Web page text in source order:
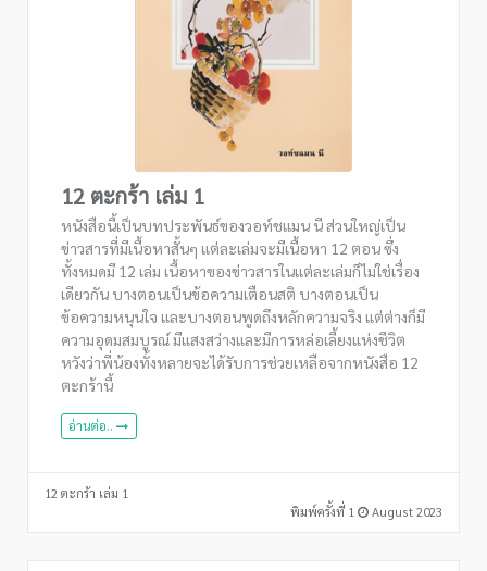
12 ตะกร้า เล่ม 1
หนังสือนี้เป็นบทประพันธ์ของวอท์ชแมน นี ส่วนใหญ่เป็น
ข่าวสารที่มีเนื้อหาสั้นๆ แต่ละเล่มจะมีเนื้อหา 12 ตอน ซึ่ง
ทั้งหมดมี 12 เล่ม เนื้อหาของข่าวสารในแต่ละเล่มก็ไม่ใช่เรื่อง
เดียวกัน บางตอนเป็นข้อความเตือนสติ บางตอนเป็น
ข้อความหนุนใจ และบางตอนพูดถึงหลักความจริง แต่ต่างก็มี
ความอุดมสมบูรณ์ มีแสงสว่างและมีการหล่อเลี้ยงแห่งชีวิต
หวังว่าพี่น้องทั้งหลายจะได้รับการช่วยเหลือจากหนังสือ 12
ตะกร้านี้
อ่านต่อ..
12 ตะกร้า เล่ม 1
พิมพ์ครั้งที่ 1
August 2023